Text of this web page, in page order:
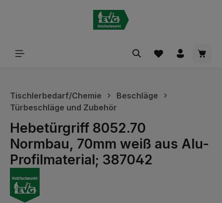
Tischlerbedarf/Chemie
Beschläge
Türbeschläge und Zubehör
Hebetürgriff 8052.70
Normbau, 70mm weiß aus Alu-
Profilmaterial; 387042